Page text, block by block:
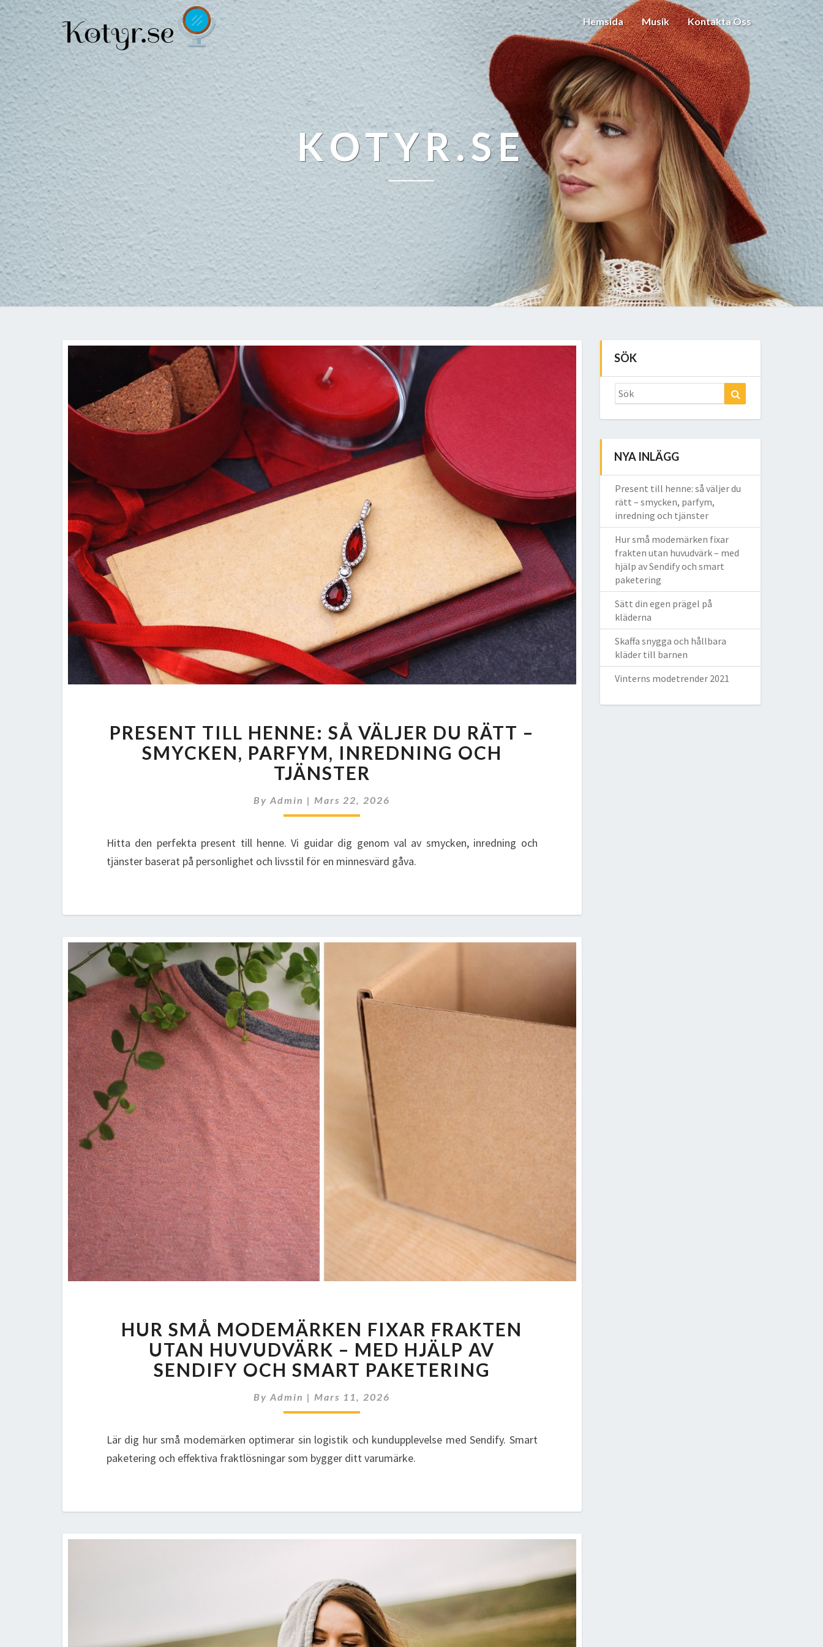
Hemsida Musik Kontakta Oss
KOTYR.SE
TILL
HENNE:
SÅ
VÄLJER
DU
SMYCKEN,
PARFYM,
PRESENT TILL HENNE: SÅ VÄLJER DU RÄTT –
SMYCKEN, PARFYM, INREDNING OCH
TJÄNSTER
ByAdmin |Mars 22, 2026
Hitta den perfekta present till henne. Vi guidar dig genom val av smycken, inredning och
tjänster baserat på personlighet och livsstil för en minnesvärd gåva.
SMÅ
MODEMÄRKEN
FIXAR
FRAKTEN
UTAN
HUVUDVÄRK
MED
HJÄLP
AV
SMART
HUR SMÅ MODEMÄRKEN FIXAR FRAKTEN
UTAN HUVUDVÄRK – MED HJÄLP AV
SENDIFY OCH SMART PAKETERING
ByAdmin |Mars 11, 2026
Lär dig hur små modemärken optimerar sin logistik och kundupplevelse med Sendify. Smart
paketering och effektiva fraktlösningar som bygger ditt varumärke.
SÖK
Search
for:
NYA INLÄGG
Present till henne: så väljer du
rätt – smycken, parfym,
inredning och tjänster
Hur små modemärken fixar
frakten utan huvudvärk – med
hjälp av Sendify och smart
paketering
Sätt din egen prägel på
kläderna
Skaffa snygga och hållbara
kläder till barnen
Vinterns modetrender 2021